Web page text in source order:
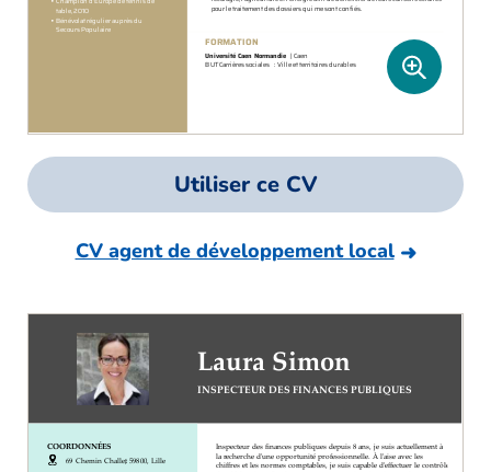
Utiliser ce CV
CV agent de développement local